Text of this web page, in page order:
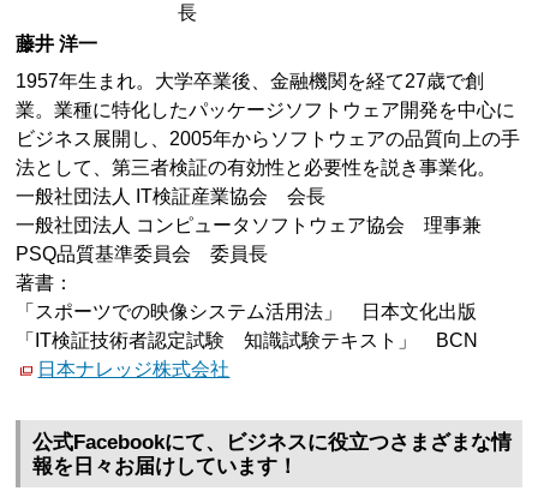
長
藤井 洋一
1957年生まれ。大学卒業後、金融機関を経て27歳で創
業。業種に特化したパッケージソフトウェア開発を中心に
ビジネス展開し、2005年からソフトウェアの品質向上の手
法として、第三者検証の有効性と必要性を説き事業化。
一般社団法人 IT検証産業協会 会長
一般社団法人 コンピュータソフトウェア協会 理事兼
PSQ品質基準委員会 委員長
著書：
「スポーツでの映像システム活用法」 日本文化出版
「IT検証技術者認定試験 知識試験テキスト」 BCN
日本ナレッジ株式会社
公式Facebookにて、ビジネスに役立つさまざまな情
報を日々お届けしています！